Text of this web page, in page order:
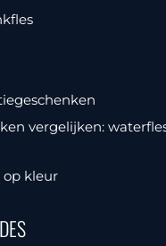
vergelijken:
op kleur